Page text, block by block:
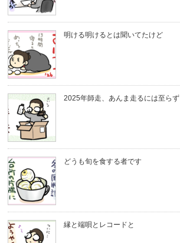
明ける明けるとは聞いてたけど
2025年師走、あんま走るには至らず
どうも旬を食する者です
縁と端唄とレコードと